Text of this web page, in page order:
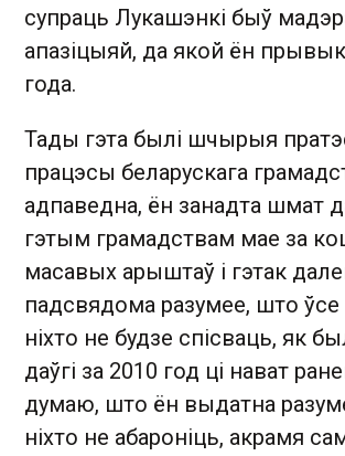
супраць Лукашэнкі быў
апазіцыяй, да якой ён
года.
Тады гэта былі шчырыя
працэсы беларускага
адпаведна, ён занадта шмат
гэтым грамадствам мае за
масавых арыштаў і гэтак
падсвядома разумее, што ўсе
ніхто не будзе спісваць, як
даўгі за 2010 год ці нават
думаю, што ён выдатна
ніхто не абароніць, акрамя